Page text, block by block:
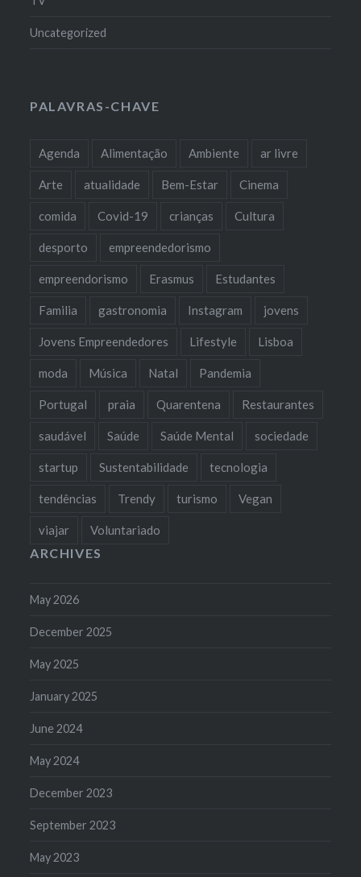
Uncategorized
PALAVRAS-CHAVE
Agenda Alimentação Ambiente ar livre
Arte atualidade Bem-Estar Cinema
comida Covid-19 crianças Cultura
desporto empreendedorismo
empreendorismo Erasmus Estudantes
Familia gastronomia Instagram jovens
Jovens Empreendedores Lifestyle Lisboa
moda Música Natal Pandemia
Portugal praia Quarentena Restaurantes
saudável Saúde Saúde Mental sociedade
startup Sustentabilidade tecnologia
tendências Trendy turismo Vegan
viajar Voluntariado
ARCHIVES
May 2026
December 2025
May 2025
January 2025
June 2024
May 2024
December 2023
September 2023
May 2023